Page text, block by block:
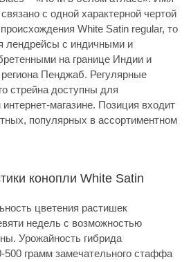
с одной характерной чертой
White Satin regular, то
лендрейсы с индичными и
на границе Индии и
Пенджаб. Регулярные
стрейна доступны для
магазине. Позиция входит
популярных в ассортиментном
конопли White Satin
цветения растишек
недель с возможностью
Урожайность гибрида
500 грамм замечательного стаффа